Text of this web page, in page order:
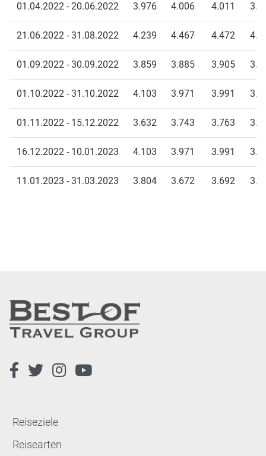
01.04.2022 - 20.06.2022 3.976 4.006 4.011
21.06.2022 - 31.08.2022 4.239 4.467 4.472
01.09.2022 - 30.09.2022 3.859 3.885 3.905
01.10.2022 - 31.10.2022 4.103 3.971 3.991
01.11.2022 - 15.12.2022 3.632 3.743 3.763
16.12.2022 - 10.01.2023 4.103 3.971 3.991
11.01.2023 - 31.03.2023 3.804 3.672 3.692
Reiseziele
Reisearten